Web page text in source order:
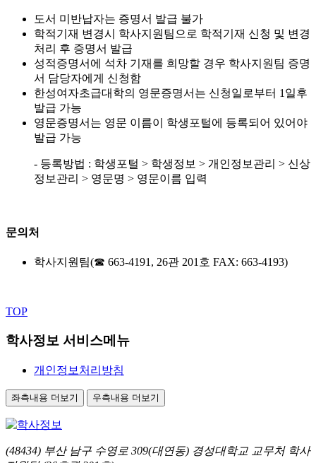
도서 미반납자는 증명서 발급 불가
학적기재 변경시 학사지원팀으로 학적기재 신청 및 변경
처리 후 증명서 발급
성적증명서에 석차 기재를 희망할 경우 학사지원팀 증명
서 담당자에게 신청함
한성여자초급대학의 영문증명서는 신청일로부터 1일후
발급 가능
영문증명서는 영문 이름이 학생포털에 등록되어 있어야
발급 가능
- 등록방법 : 학생포털 > 학생정보 > 개인정보관리 > 신상
정보관리 > 영문명 > 영문이름 입력
문의처
학사지원팀(☎ 663-4191, 26관 201호 FAX: 663-4193)
TOP
학사정보 서비스메뉴
개인정보처리방침
좌측내용 더보기 우측내용 더보기
(48434) 부산 남구 수영로 309(대연동) 경성대학교 교무처 학사